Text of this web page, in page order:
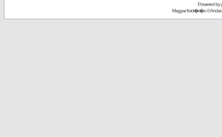
Powered by
Magyar ford�t�s ©Andai